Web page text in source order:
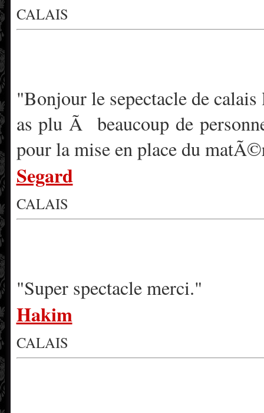
CALAIS
"Bonjour le sepectacle de
as plu Ã beaucoup de
pour la mise en place du
Segard
CALAIS
"Super spectacle merci."
Hakim
CALAIS